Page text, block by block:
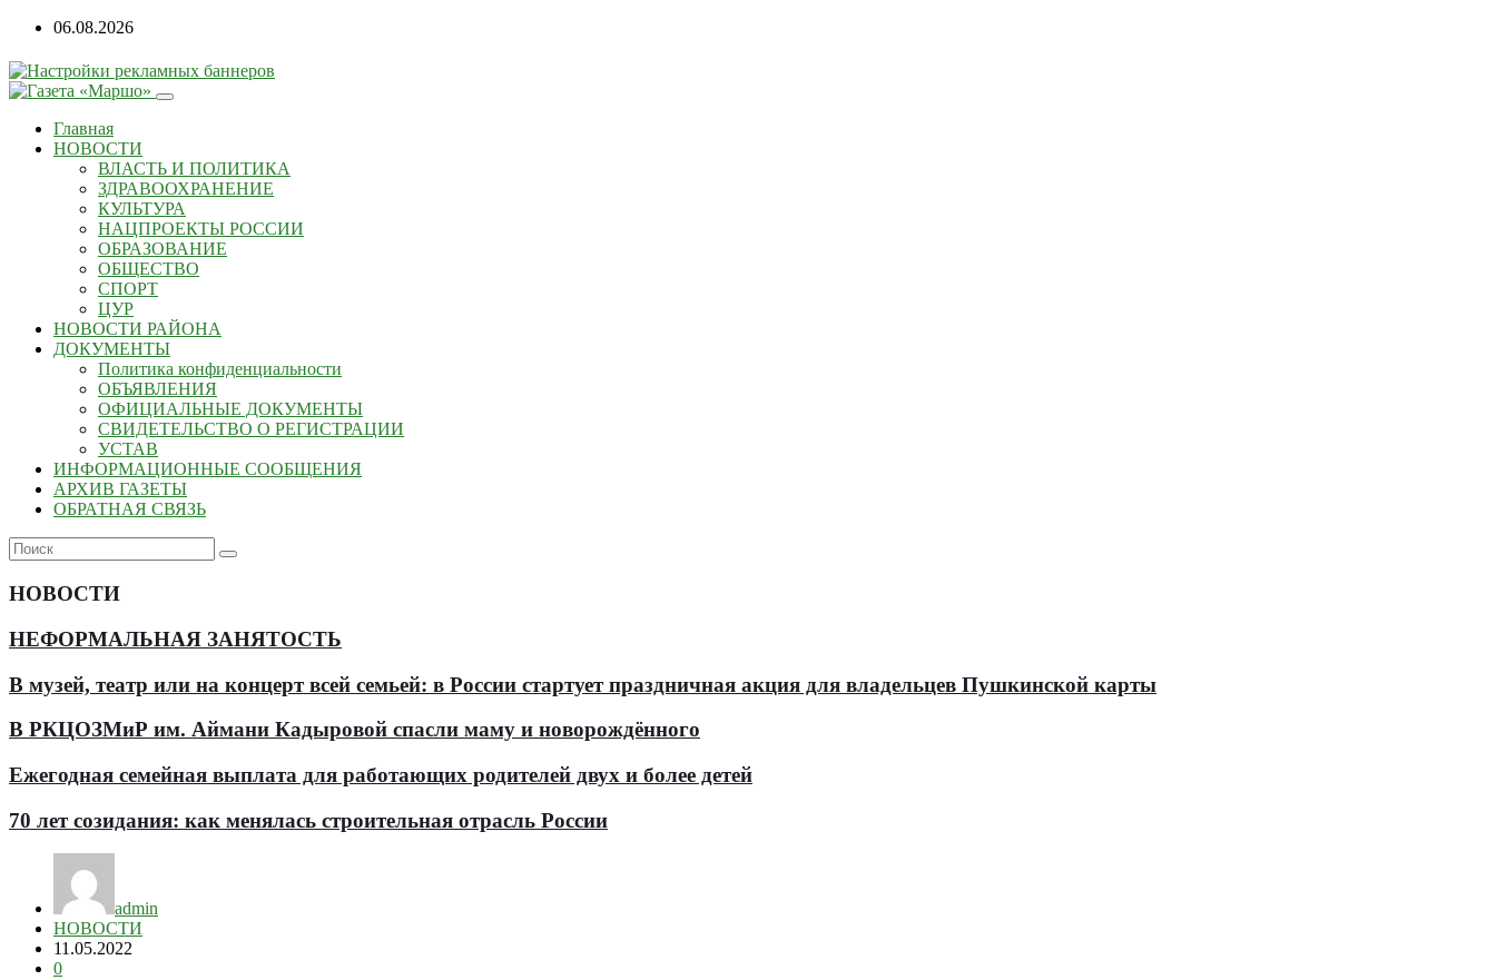
06.08.2026
Главная
НОВОСТИ
ВЛАСТЬ И ПОЛИТИКА
ЗДРАВООХРАНЕНИЕ
КУЛЬТУРА
НАЦПРОЕКТЫ РОССИИ
ОБРАЗОВАНИЕ
ОБЩЕСТВО
СПОРТ
ЦУР
НОВОСТИ РАЙОНА
ДОКУМЕНТЫ
Политика конфиденциальности
ОБЪЯВЛЕНИЯ
ОФИЦИАЛЬНЫЕ ДОКУМЕНТЫ
СВИДЕТЕЛЬСТВО О РЕГИСТРАЦИИ
УСТАВ
ИНФОРМАЦИОННЫЕ СООБЩЕНИЯ
АРХИВ ГАЗЕТЫ
ОБРАТНАЯ СВЯЗЬ
НОВОСТИ
НЕФОРМАЛЬНАЯ ЗАНЯТОСТЬ
В музей, театр или на концерт всей семьей: в России стартует праздничная акция для владельцев Пушкинской карты
В РКЦОЗМиР им. Аймани Кадыровой спасли маму и новорождённого
Ежегодная семейная выплата для работающих родителей двух и более детей
70 лет созидания: как менялась строительная отрасль России
admin
НОВОСТИ
11.05.2022
0